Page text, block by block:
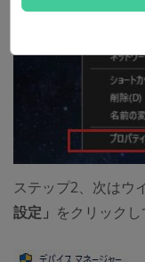
ステップ2、次はウ
設定」 をクリックし